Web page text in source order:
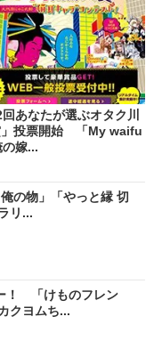
回あなたが選ぶオタク川
」投票開始 「My waifu
嫁...
の物」「やっと縁 切
リ...
！ 「けものフレン
クヨムち...